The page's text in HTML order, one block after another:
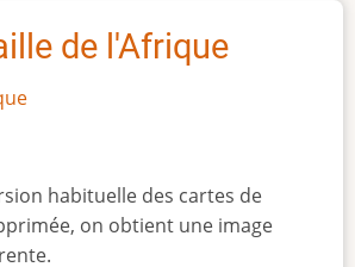
de l'Afrique
habituelle des cartes de
on obtient une image